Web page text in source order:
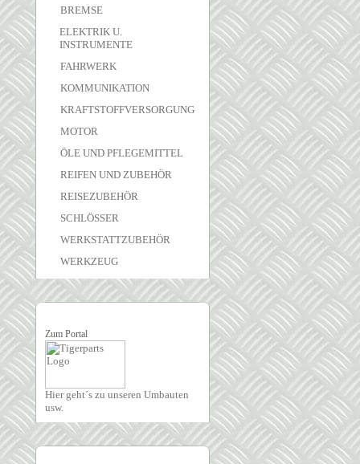
BREMSE
ELEKTRIK U.
INSTRUMENTE
FAHRWERK
KOMMUNIKATION
KRAFTSTOFFVERSORGUNG
MOTOR
ÖLE UND PFLEGEMITTEL
REIFEN UND ZUBEHÖR
REISEZUBEHÖR
SCHLÖSSER
WERKSTATTZUBEHÖR
WERKZEUG
Zum Portal
Hier geht´s zu unseren Umbauten
usw.